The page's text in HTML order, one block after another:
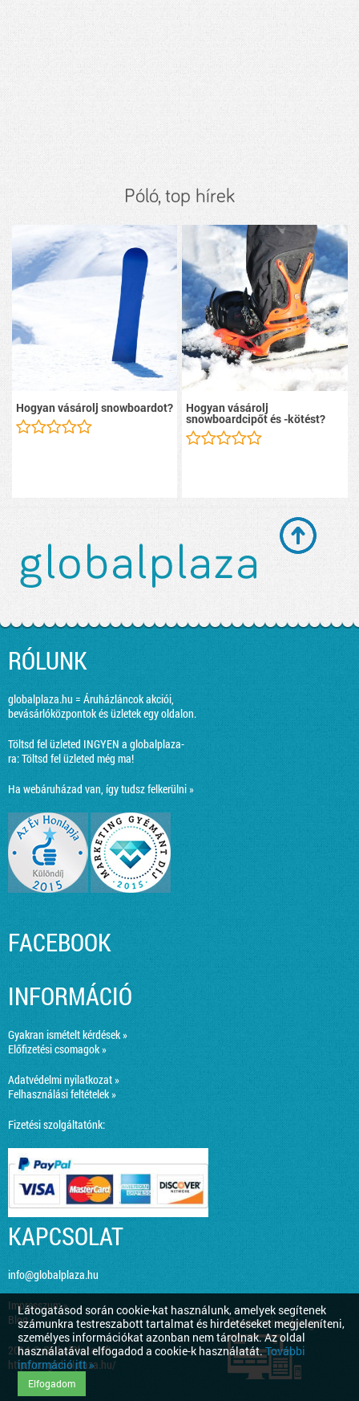
Látogatásod során cookie-kat használunk, amelyek segítenek
számunkra testreszabott tartalmat és hirdetéseket megjeleníteni,
személyes információkat azonban nem tárolnak. Az oldal
használatával elfogadod a cookie-k használatát.További
információ itt »
Elfogadom
Póló, top hírek
Hogyan vásárolj snowboardot? Hogyan vásárolj
snowboardcipőt és -kötést?
RÓLUNK
globalplaza.hu = Áruházláncok akciói,
bevásárlóközpontok és üzletek egy oldalon.
Töltsd fel üzleted INGYEN a globalplaza-
ra:Töltsd fel üzleted még ma!
Ha webáruházad van, így tudsz felkerülni »
FACEBOOK
INFORMÁCIÓ
Gyakran ismételt kérdések »
Előfizetési csomagok »
Adatvédelmi nyilatkozat »
Felhasználási feltételek »
Fizetési szolgáltatónk:
KAPCSOLAT
info@globalplaza.hu
Impresszum »
Blog »
2014 © GlobalPlaza Kft.
http://co.globalplaza.hu/
Responsive design